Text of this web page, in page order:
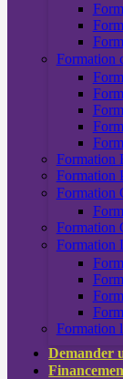
Formation
Formation
Formation
Formation
Formation
Formation
Formation
Demander